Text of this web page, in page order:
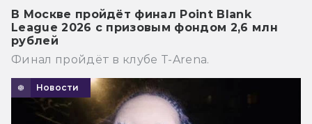
В Москве пройдёт финал Point Blank
League 2026 с призовым фондом 2,6 млн
рублей
Финал пройдёт в клубе T-Arena.
Новости